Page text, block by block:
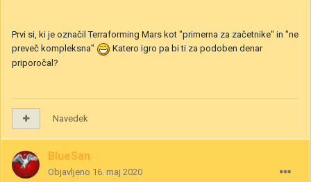
Prvi si, ki je označil Terraforming Mars kot "primerna za začetnike" in "ne
preveč kompleksna"
Katero igro pa bi ti za podoben denar
priporočal?
Navedek
BlueSan
Objavljeno 16. maj 2020